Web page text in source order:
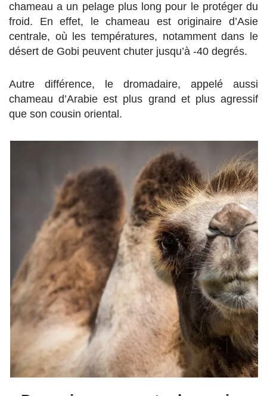
chameau a un pelage plus long pour le protéger du
froid. En effet, le chameau est originaire d’Asie
centrale, où les températures, notamment dans le
désert de Gobi peuvent chuter jusqu’à -40 degrés.
Autre différence, le dromadaire, appelé aussi
chameau d’Arabie est plus grand et plus agressif
que son cousin oriental.